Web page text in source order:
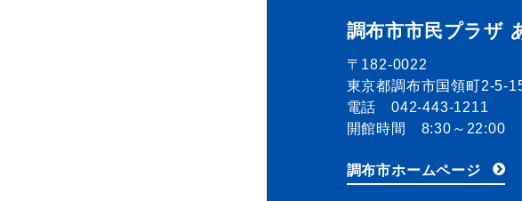
調布市市民プラザ
〒182-0022
東京都調布市国領町2-5-
電話 042-443-1211
開館時間 8:30～22:00
調布市ホームページ